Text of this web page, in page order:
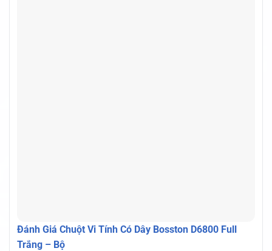
Đánh Giá Chuột Vi Tính Có Dây Bosston D6800 Full
Trắng – Bộ